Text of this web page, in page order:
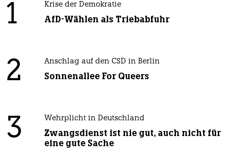
1 Krise der Demokratie
AfD-Wählen als Triebabfuhr
2 Anschlag auf den CSD in Berlin
Sonnenallee For Queers
3 Wehrplicht in Deutschland
Zwangsdienst ist nie gut, auch nicht für
eine gute Sache